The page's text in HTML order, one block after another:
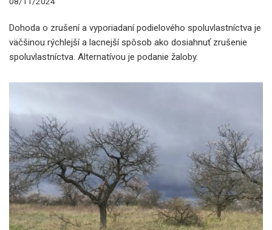
Dohoda o zrušení a vyporiadaní podielového spoluvlastníctva je
väčšinou rýchlejší a lacnejší spôsob ako dosiahnuť zrušenie
spoluvlastníctva. Alternatívou je podanie žaloby.